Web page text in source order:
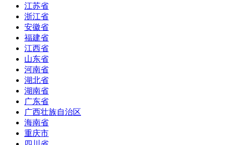
江苏省
浙江省
安徽省
福建省
江西省
山东省
河南省
湖北省
湖南省
广东省
广西壮族自治区
海南省
重庆市